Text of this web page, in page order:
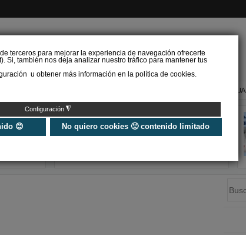
terceros para mejorar la experiencia de navegación ofrecerte
Si, también nos deja analizar nuestro tráfico para mantener tus
u obtener más información en la política de cookies.
Configuración ◮
😊 No quiero cookies 🙁 contenido limitado
BAÑO Y AGUA
- Un
Verifactu en
climatización: qué le va a
exigir la ley a tu
u